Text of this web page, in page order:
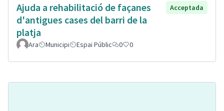
Ajuda a rehabilitació de façanes
d'antigues cases del barri de la
platja
Acceptada
Ara Municipi Espai Públic 0 0